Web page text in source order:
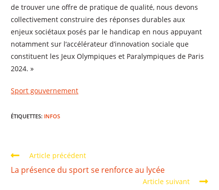
de trouver une offre de pratique de qualité, nous devons
collectivement construire des réponses durables aux
enjeux sociétaux posés par le handicap en nous appuyant
notamment sur l‘accélérateur d’innovation sociale que
constituent les Jeux Olympiques et Paralympiques de Paris
2024. »
Sport gouvernement
ÉTIQUETTES: INFOS
Article précédent
La présence du sport se renforce au lycée
Article suivant